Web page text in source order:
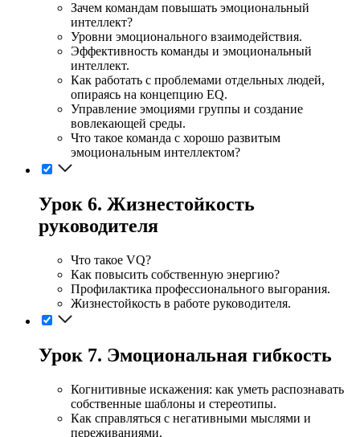
Зачем командам повышать эмоциональный
интеллект?
Уровни эмоционального взаимодействия.
Эффективность команды и эмоциональный
интеллект.
Как работать с проблемами отдельных людей,
опираясь на концепцию EQ.
Управление эмоциями группы и создание
вовлекающей среды.
Что такое команда с хорошо развитым
эмоциональным интеллектом?
Урок 6. Жизнестойкость
руководителя
Что такое VQ?
Как повысить собственную энергию?
Профилактика профессионального выгорания.
Жизнестойкость в работе руководителя.
Урок 7. Эмоциональная гибкость
Когнитивные искажения: как уметь распознавать
собственные шаблоны и стереотипы.
Как справляться с негативными мыслями и
переживаниями.